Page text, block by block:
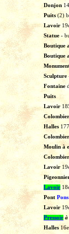
Donjon
Puits (2)
Lavoir
Statue -
Boutique
Boutique
Sculpture
Fontaine
Puits
Lavoir
Halles
Moulin à
Colombier
Lavoir
Lavoir
Pont
Lavoir
Pressoir à
Halles16e